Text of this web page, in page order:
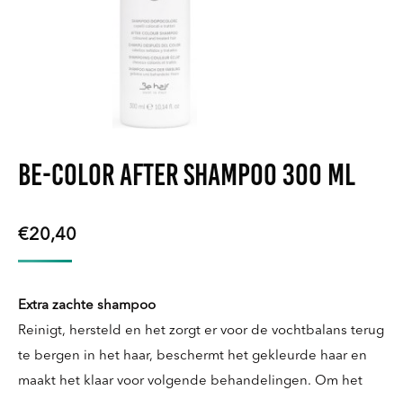
Be-Color After Shampoo 300 ml
€20,40
Extra zachte shampoo
Reinigt, hersteld en het zorgt er voor de vochtbalans terug
te bergen in het haar, beschermt het gekleurde haar en
maakt het klaar voor volgende behandelingen. Om het